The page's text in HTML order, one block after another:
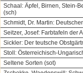
Schaal: Äpfel, Birnen, Stein-
(sch)
Schmidt, Dr. Martin:
Seitzer, Josef: Farbtafeln der
Sickler: Der teutsche
Stoll: Österreichisch-
Seltene Sorten (sot)